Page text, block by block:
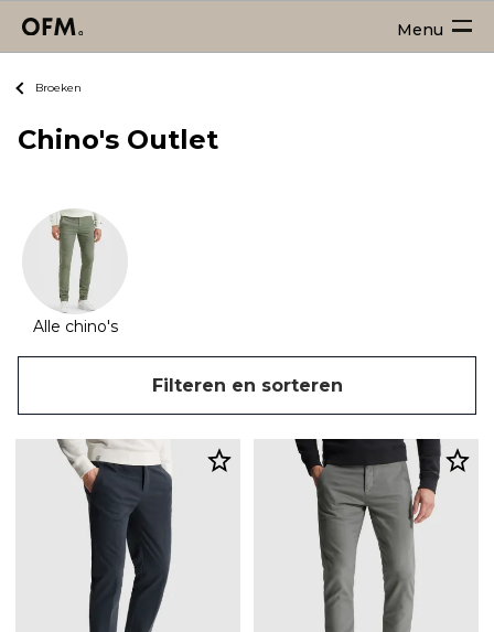
Menu
Broeken
Chino's Outlet
Alle chino's
Filteren en sorteren